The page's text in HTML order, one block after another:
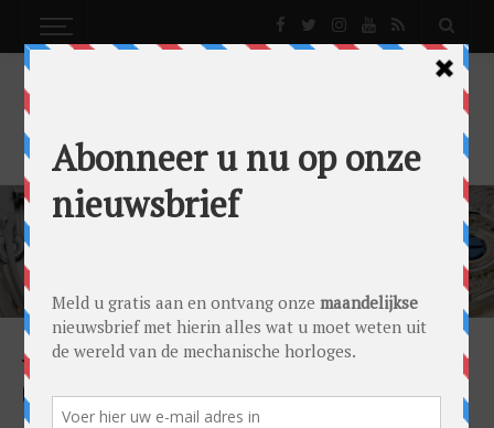
NEWS
GENÈVE 2019: DAG 3 HET IS NIET